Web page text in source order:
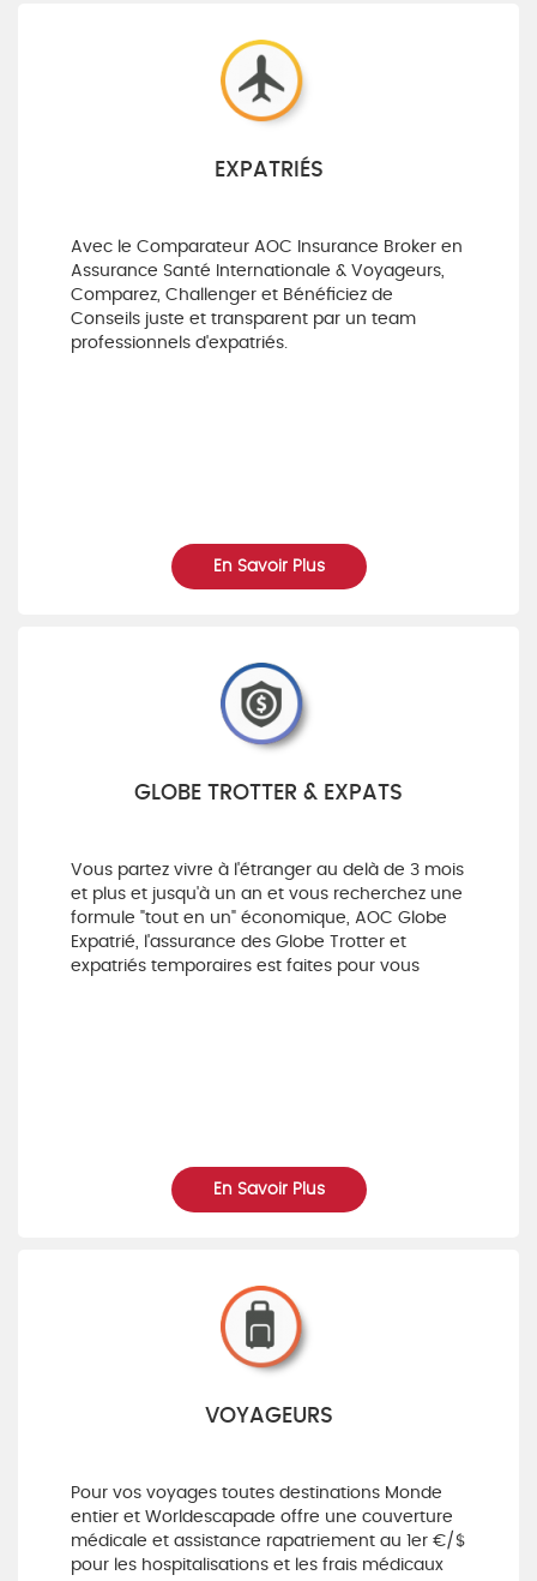
EXPATRIÉS
Avec le Comparateur AOC Insurance Broker en
Assurance Santé Internationale & Voyageurs,
Comparez, Challenger et Bénéficiez de
Conseils juste et transparent par un team
professionnels d'expatriés.
En Savoir Plus
GLOBE TROTTER & EXPATS
Vous partez vivre à l'étranger au delà de 3 mois
et plus et jusqu'à un an et vous recherchez une
formule "tout en un" économique, AOC Globe
Expatrié, l'assurance des Globe Trotter et
expatriés temporaires est faites pour vous
En Savoir Plus
VOYAGEURS
Pour vos voyages toutes destinations Monde
entier et Worldescapade offre une couverture
médicale et assistance rapatriement au 1er €/$
pour les hospitalisations et les frais médicaux